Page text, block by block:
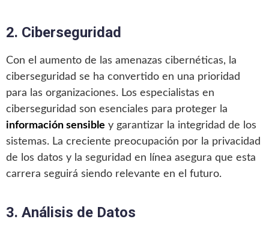
2. Ciberseguridad
Con el aumento de las amenazas cibernéticas, la
ciberseguridad se ha convertido en una prioridad
para las organizaciones. Los especialistas en
ciberseguridad son esenciales para proteger la
información sensible y garantizar la integridad de los
sistemas. La creciente preocupación por la privacidad
de los datos y la seguridad en línea asegura que esta
carrera seguirá siendo relevante en el futuro.
3. Análisis de Datos